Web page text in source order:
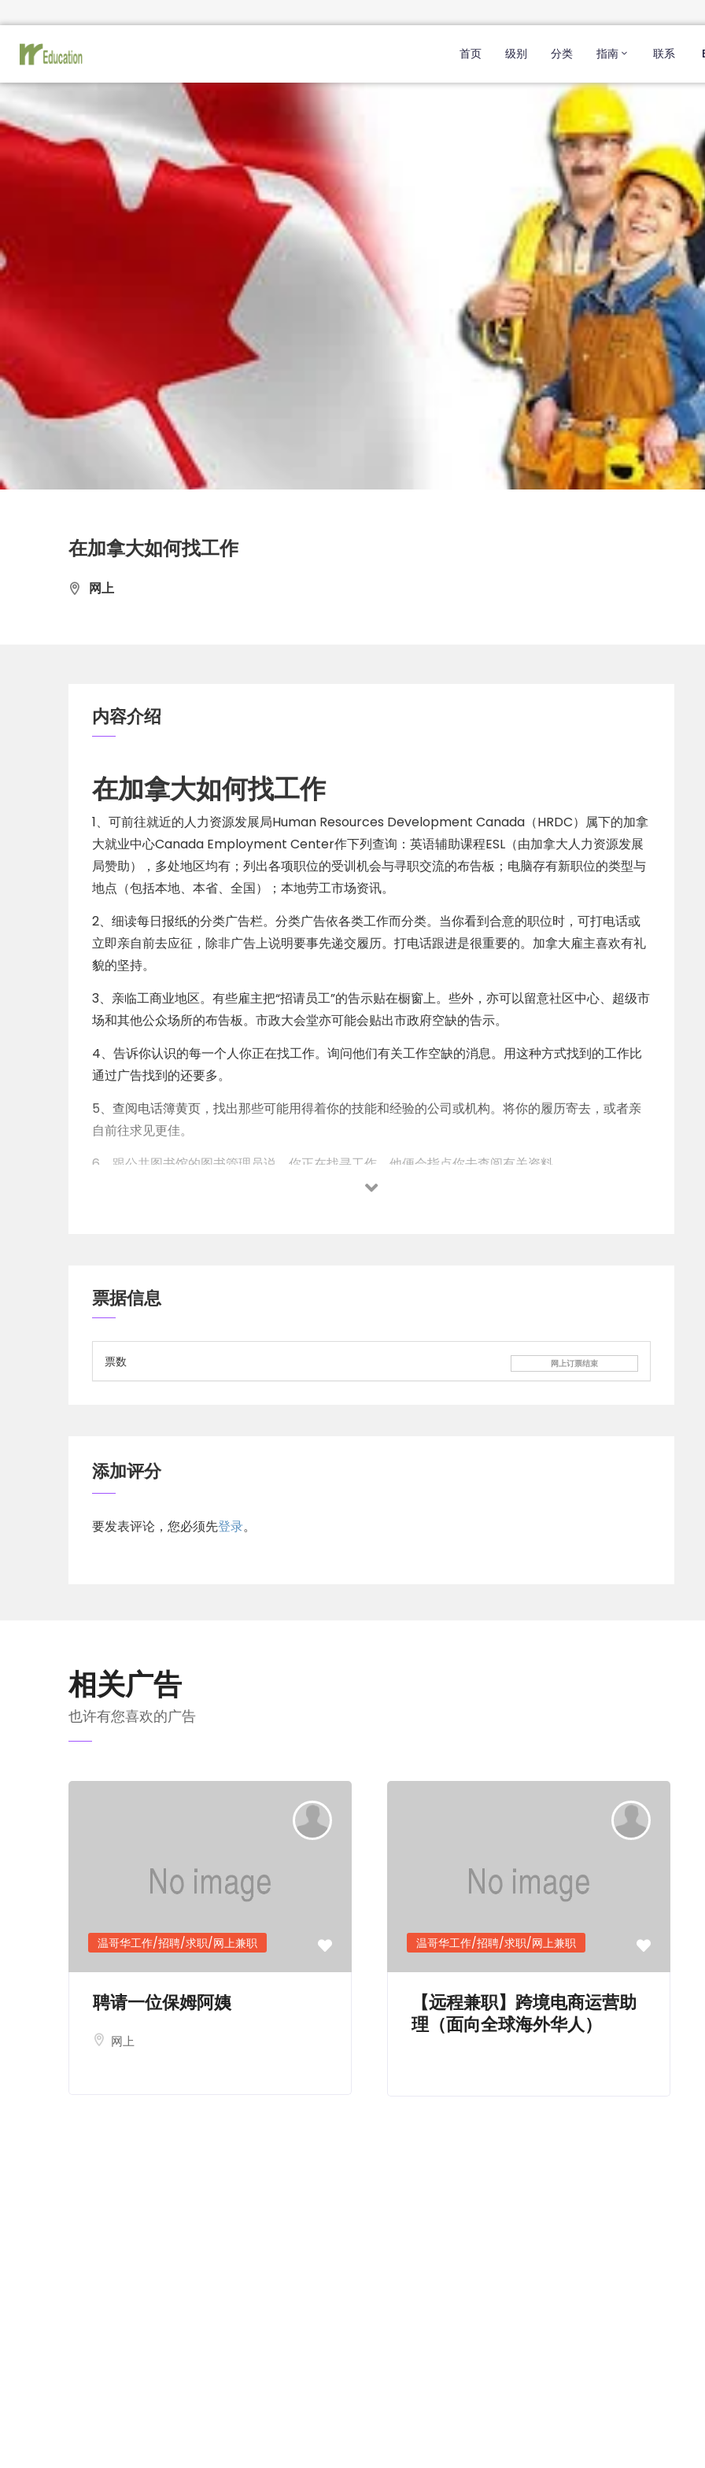
首页 级别 分类 指南 联系
在加拿大如何找工作
网上
内容介绍
在加拿大如何找工作
1、可前往就近的人力资源发展局Human Resources Development Canada（HRDC）属下的加拿
大就业中心Canada Employment Center作下列查询：英语辅助课程ESL（由加拿大人力资源发展
局赞助），多处地区均有；列出各项职位的受训机会与寻职交流的布告板；电脑存有新职位的类型与
地点（包括本地、本省、全国）；本地劳工市场资讯。
2、细读每日报纸的分类广告栏。分类广告依各类工作而分类。当你看到合意的职位时，可打电话或
立即亲自前去应征，除非广告上说明要事先递交履历。打电话跟进是很重要的。加拿大雇主喜欢有礼
貌的坚持。
3、亲临工商业地区。有些雇主把“招请员工”的告示贴在橱窗上。些外，亦可以留意社区中心、超级市
场和其他公众场所的布告板。市政大会堂亦可能会贴出市政府空缺的告示。
4、告诉你认识的每一个人你正在找工作。询问他们有关工作空缺的消息。用这种方式找到的工作比
通过广告找到的还要多。
5、查阅电话簿黄页，找出那些可能用得着你的技能和经验的公司或机构。将你的履历寄去，或者亲
自前往求见更佳。
6、跟公共图书馆的图书管理员说，你正在找寻工作，他便会指点你去查阅有关资料。
7、私营的职业介绍所和“猎头公司”也助人找工作，一般不收费。填补工作空缺后，雇主会付钱给他
浏览:82
票据信息
票数 网上订票结束
添加评分
要发表评论，您必须先登录。
相关广告
也许有您喜欢的广告
温哥华工作/招聘/求职/网上兼职
聘请一位保姆阿姨
网上
温哥华工作/招聘/求职/网上兼职
【远程兼职】跨境电商运营助
理（面向全球海外华人）